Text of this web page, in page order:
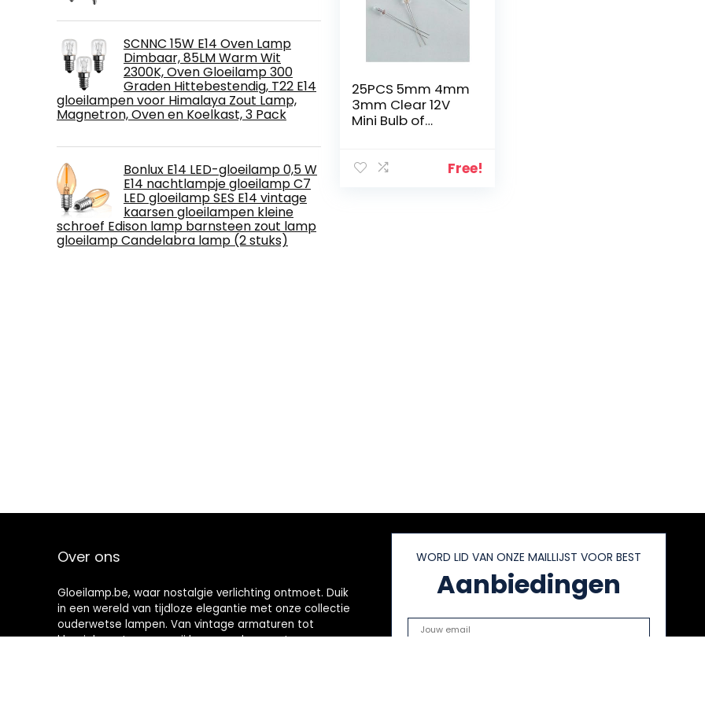
SCNNC 15W E14 Oven Lamp
Dimbaar, 85LM Warm Wit
2300K, Oven Gloeilamp 300
Graden Hittebestendig, T22 E14
gloeilampen voor Himalaya Zout Lamp,
Magnetron, Oven en Koelkast, 3 Pack
Bonlux E14 LED-gloeilamp 0,5 W
E14 nachtlampje gloeilamp C7
LED gloeilamp SES E14 vintage
kaarsen gloeilampen kleine
schroef Edison lamp barnsteen zout lamp
gloeilamp Candelabra lamp (2 stuks)
25PCS 5mm 4mm
3mm Clear 12V
Mini Bulb of
Bulbs IndicatorFree!
Over ons
Gloeilamp.be, waar nostalgie verlichting ontmoet. Duik
in een wereld van tijdloze elegantie met onze collectie
ouderwetse lampen. Van vintage armaturen tot
klassieke ontwerpen, wij brengen de warmte en
WORD LID VAN ONZE MAILLIJST VOOR BEST
Aanbiedingen